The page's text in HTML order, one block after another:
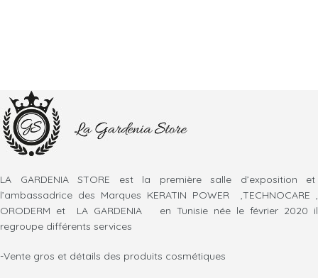
LA GARDENIA STORE est la première salle d’exposition et
l’ambassadrice des Marques KERATIN POWER ,TECHNOCARE ,
ORODERM et LA GARDENIA en Tunisie née le février 2020 il
regroupe différents services
-Vente gros et détails des produits cosmétiques